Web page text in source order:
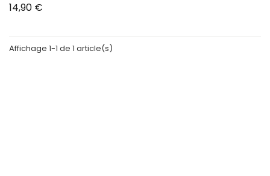
14,90 €
Affichage 1-1 de 1 article(s)